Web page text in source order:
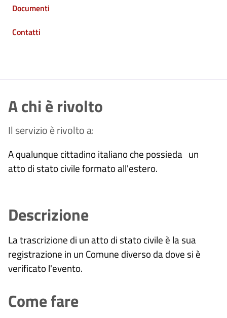
Documenti
Contatti
A chi è rivolto
Il servizio è rivolto a:
A qualunque cittadino italiano che possieda un
atto di stato civile formato all'estero.
Descrizione
La trascrizione di un atto di stato civile è la sua
registrazione in un Comune diverso da dove si è
verificato l'evento.
Come fare